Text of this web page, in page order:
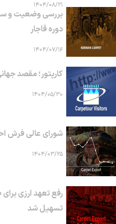
۱۴۰۴/۰۸/۲۱
بررسی وضعیت و
دوره قاجار
۱۴۰۴/۰۷/۱۶
کارپتور؛ مقصد
۱۴۰۴/۰۵/۳۰
شورای عالی فرش
۱۴۰۴/۰۳/۲۵
رفع تعهد ارزی
تسهیل شد